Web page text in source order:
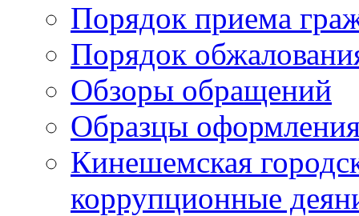
Порядок приема
Порядок
Обзоры обращений
Образцы
Кинешемская
коррупционные